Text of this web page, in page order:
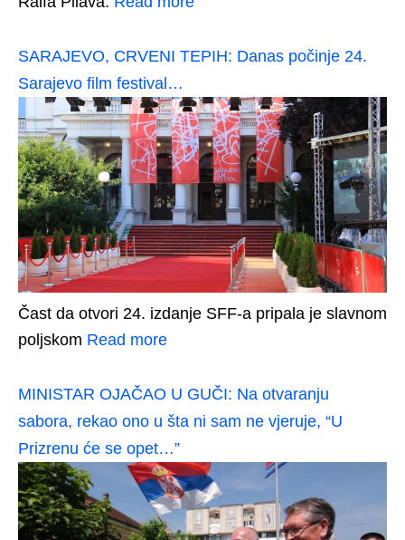
SARAJEVO, CRVENI TEPIH: Danas počinje 24.
Sarajevo film festival…
Čast da otvori 24. izdanje SFF-a pripala je slavnom
poljskom Read more
MINISTAR OJAČAO U GUČI: Na otvaranju
sabora, rekao ono u šta ni sam ne vjeruje, “U
Prizrenu će se opet…”